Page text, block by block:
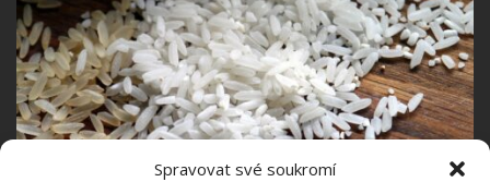
Spravovat své soukromí